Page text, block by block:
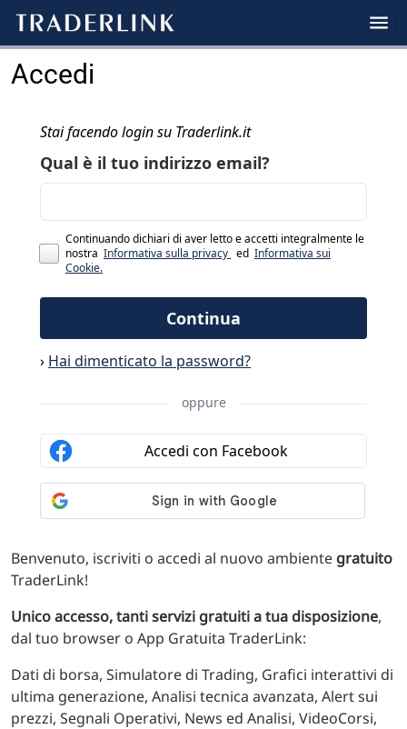
Accedi
Benvenuto, iscriviti o accedi al nuovo ambiente gratuito
TraderLink!
Unico accesso, tanti servizi gratuiti a tua disposizione,
dal tuo browser o App Gratuita TraderLink:
Dati di borsa, Simulatore di Trading, Grafici interattivi di
ultima generazione, Analisi tecnica avanzata, Alert sui
prezzi, Segnali Operativi, News ed Analisi, VideoCorsi,